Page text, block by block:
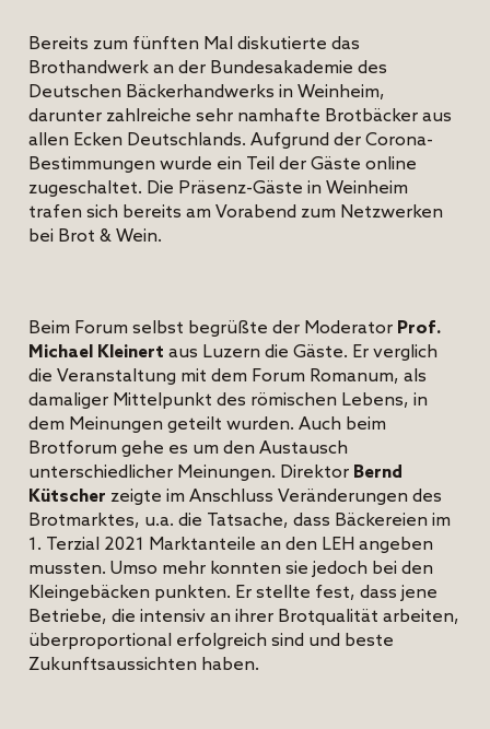
Bereits zum fünften Mal diskutierte das
Brothandwerk an der Bundesakademie des
Deutschen Bäckerhandwerks in Weinheim,
darunter zahlreiche sehr namhafte Brotbäcker aus
allen Ecken Deutschlands. Aufgrund der Corona-
Bestimmungen wurde ein Teil der Gäste online
zugeschaltet. Die Präsenz-Gäste in Weinheim
trafen sich bereits am Vorabend zum Netzwerken
bei Brot & Wein.
Beim Forum selbst begrüßte der Moderator Prof.
Michael Kleinert aus Luzern die Gäste. Er verglich
die Veranstaltung mit dem Forum Romanum, als
damaliger Mittelpunkt des römischen Lebens, in
dem Meinungen geteilt wurden. Auch beim
Brotforum gehe es um den Austausch
unterschiedlicher Meinungen. Direktor Bernd
Kütscher zeigte im Anschluss Veränderungen des
Brotmarktes, u.a. die Tatsache, dass Bäckereien im
1. Terzial 2021 Marktanteile an den LEH angeben
mussten. Umso mehr konnten sie jedoch bei den
Kleingebäcken punkten. Er stellte fest, dass jene
Betriebe, die intensiv an ihrer Brotqualität arbeiten,
überproportional erfolgreich sind und beste
Zukunftsaussichten haben.